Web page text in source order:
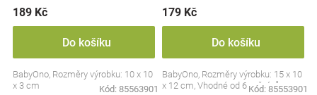
189 Kč
Do košíku
BabyOno, Rozměry výrobku: 10 x 10
x 3 cm
Kód: 85563901
179 Kč
Do košíku
BabyOno, Rozměry výrobku: 15 x 10
x 12 cm, Vhodné od 6 měsíců
Kód: 85553901